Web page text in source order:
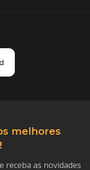
melhores
receba as novidades